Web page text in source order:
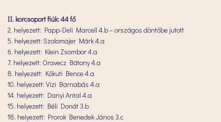
II. korcsoport fiúk: 44 fő
2. helyezett: Papp-Deli Marcell 4.b – országos döntőbe jutott
5. helyezett: Szolomajer Márk 4.a
6. helyezett: Klein Zsombor 4.a
7. helyezett: Oravecz Bátony 4.a
8. helyezett: Kőkuti Bence 4.a
10. helyezett: Vizi Barnabás 4.a
14. helyezett: Danyi Antal 4.a
15. helyezett: Béli Donát 3.b
18. helyezett: Prorok Benedek János 3.c